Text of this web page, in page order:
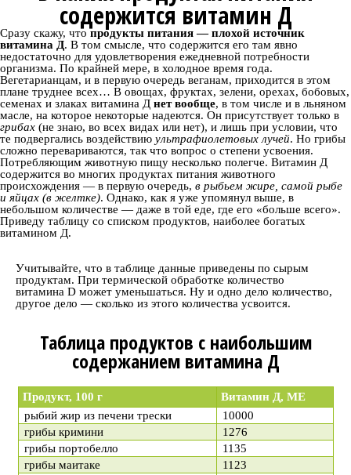
содержится витамин Д
Сразу скажу, чтопродукты питания — плохой источник
витамина Д. В том смысле, что содержится его там явно
недостаточно для удовлетворения ежедневной потребности
организма. По крайней мере, в холодное время года.
Вегетарианцам, и в первую очередь веганам, приходится в этом
плане труднее всех… В овощах, фруктах, зелени, орехах, бобовых,
семенах и злаках витамина Д нет вообще, в том числе и в льняном
масле, на которое некоторые надеются. Он присутствует только в
грибах (не знаю, во всех видах или нет), и лишь при условии, что
те подвергались воздействию ультрафиолетовых лучей. Но грибы
сложно перевариваются, так что вопрос о степени усвоения.
Потребляющим животную пищу несколько полегче. Витамин Д
содержится во многих продуктах питания животного
происхождения — в первую очередь, в рыбьем жире, самой рыбе
и яйцах (в желтке). Однако, как я уже упомянул выше, в
небольшом количестве — даже в той еде, где его «больше всего».
Приведу таблицу со списком продуктов, наиболее богатых
витамином Д.
Учитывайте, что в таблице данные приведены по сырым
продуктам. При термической обработке количество
витамина D может уменьшаться. Ну и одно дело количество,
другое дело — сколько из этого количества усвоится.
Таблица продуктов с наибольшим
содержанием витамина Д
Продукт, 100 г
Витамин Д, МЕ
рыбий жир из печени трески
10000
грибы кримини
1276
грибы портобелло
1135
грибы маитаке
1123